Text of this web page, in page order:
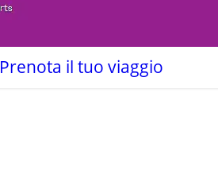
Prenota il tuo viaggio